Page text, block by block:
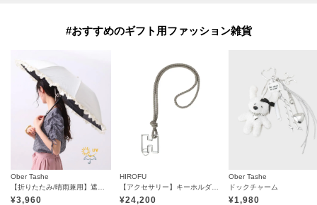
#おすすめのギフト用ファッション雑貨
Ober Tashe
¥3,960
HIROFU
¥24,200
Ober Tashe
ドックチャーム
¥1,980